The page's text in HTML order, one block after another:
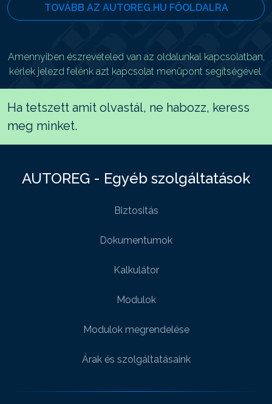
TOVÁBB AZ AUTOREG.HU FŐOLDALRA
Amennyiben észrevételed van az oldalunkal kapcsolatban,
kérlek jelezd felénk azt kapcsolat menüpont segítségével.
Ha tetszett amit olvastál, ne habozz, keress
meg minket.
AUTOREG - Egyéb szolgáltatások
Biztositás
Dokumentumok
Kalkulátor
Modulok
Modulok megrendelése
Árak és szolgáltatásaink